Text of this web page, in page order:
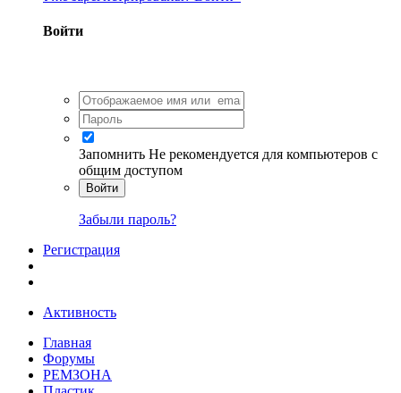
Войти
Запомнить Не рекомендуется для компьютеров с
общим доступом
Войти
Забыли пароль?
Регистрация
Активность
Главная
Форумы
РЕМЗОНА